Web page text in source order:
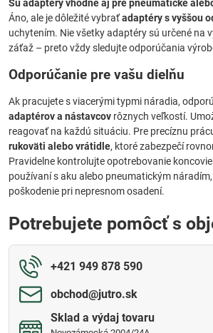
Sú adaptéry vhodné aj pre pneumatické
Áno, ale je dôležité vybraťadaptéry s vyššou
uchytením. Nie všetky adaptéry sú určené na
záťaž – preto vždy sledujte odporúčania
Odporúčanie pre vašu dielňu
Ak pracujete s viacerými typmi náradia,
adaptérov a nástavcov rôznych veľkostí.
reagovať na každú situáciu. Pre precíznu
rukoväti alebo vrátidle, ktoré zabezpečí
Pravidelne kontrolujte opotrebovanie
používaní s aku alebo pneumatickým
poškodenie pri nepresnom osadení.
Potrebujete pomôcť s
+421 949 878 590
obchod​@jutro​.sk
Sklad a výdaj tovaru